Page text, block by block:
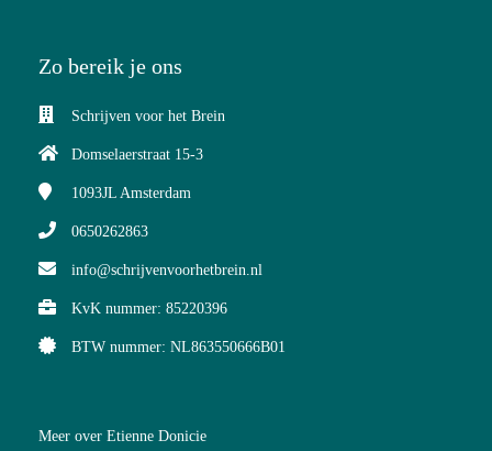
Zo bereik je ons
Schrijven voor het Brein
Domselaerstraat 15-3
1093JL Amsterdam
0650262863
info@schrijvenvoorhetbrein.nl
KvK nummer: 85220396
BTW nummer: NL863550666B01
Meer over Etienne Donicie